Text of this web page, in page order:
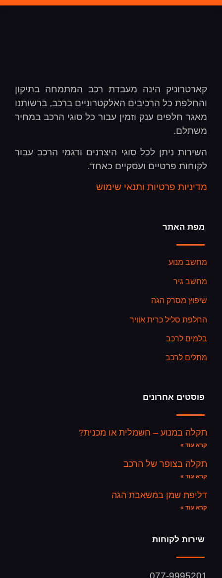
קארטרוניק הינה מעבדת רכב המתמחה בתיקון
והחלפת כל הרכיבים האלקטרוניים ברכב, ברשותנו
מאגר חלפים ענק וזמין עבור כל סוגי הרכב במחיר
משתלם.
השירות ניתן לכל סוגי היצרנים ודגמי הרכב עבור
לקוחות פרטיים ועסקיים כאחד.
מדיניות פרטיות ותנאי שימוש
מפת האתר
מחשב מנוע
מחשב גיר
שיפוץ מסרק הגה
החלפת סליל כרית אוויר
בלמים לרכב
מתלים לרכב
פוסטים אחרונים
תקלה במנוע – חשמלית או מכנית?
קרא עוד »
תקלה בצופר של הרכב
קרא עוד »
דליפת שמן במשאבת הגה
קרא עוד »
שירות לקוחות
077-9995201